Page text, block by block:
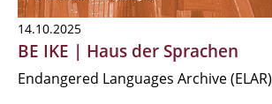
14.10.2025
BE IKE | Haus der Sprachen
Endangered Languages Archive (ELAR)